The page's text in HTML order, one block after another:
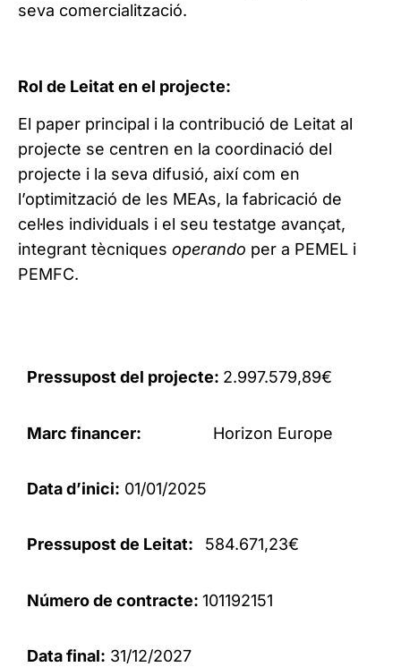
seva comercialització.
Rol de Leitat en el projecte:
El paper principal i la contribució de Leitat al
projecte se centren en la coordinació del
projecte i la seva difusió, així com en
l’optimització de les MEAs, la fabricació de
cel·les individuals i el seu testatge avançat,
integrant tècniques operando per a PEMEL i
PEMFC.
Pressupost del projecte: 2.997.579,89€
Marc financer: Horizon Europe
Data d’inici: 01/01/2025
Pressupost de Leitat: 584.671,23€
Número de contracte: 101192151
Data final: 31/12/2027